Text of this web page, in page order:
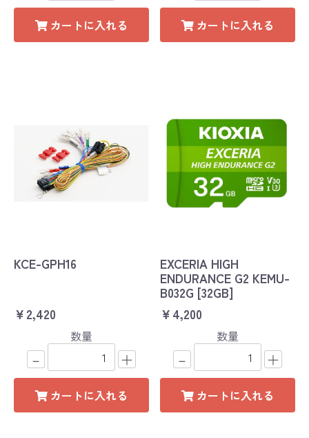
カートに入れる カートに入れる
KCE-GPH16
￥2,420
数量
－ ＋
カートに入れる
EXCERIA HIGH
ENDURANCE G2 KEMU-
B032G [32GB]
￥4,200
数量
－ ＋
カートに入れる